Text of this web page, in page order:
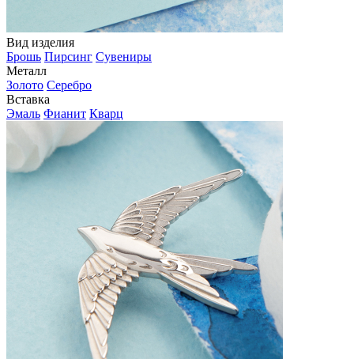
Вид изделия
Брошь Пирсинг Сувениры
Металл
Золото Серебро
Вставка
Эмаль Фианит Кварц